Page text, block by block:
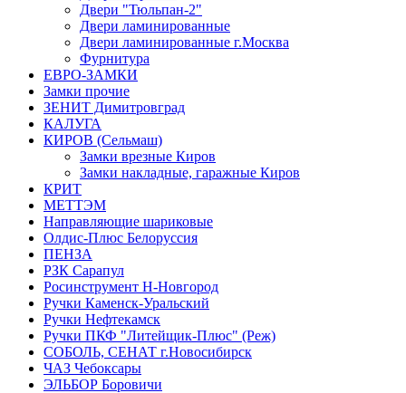
Двери "Тюльпан-2"
Двери ламинированные
Двери ламинированные г.Москва
Фурнитура
ЕВРО-ЗАМКИ
Замки прочие
ЗЕНИТ Димитровград
КАЛУГА
КИРОВ (Сельмаш)
Замки врезные Киров
Замки накладные, гаражные Киров
КРИТ
МЕТТЭМ
Направляющие шариковые
Олдис-Плюс Белоруссия
ПЕНЗА
РЗК Сарапул
Росинструмент Н-Новгород
Ручки Каменск-Уральский
Ручки Нефтекамск
Ручки ПКФ "Литейщик-Плюс" (Реж)
СОБОЛЬ, СЕНАТ г.Новосибирск
ЧАЗ Чебоксары
ЭЛЬБОР Боровичи